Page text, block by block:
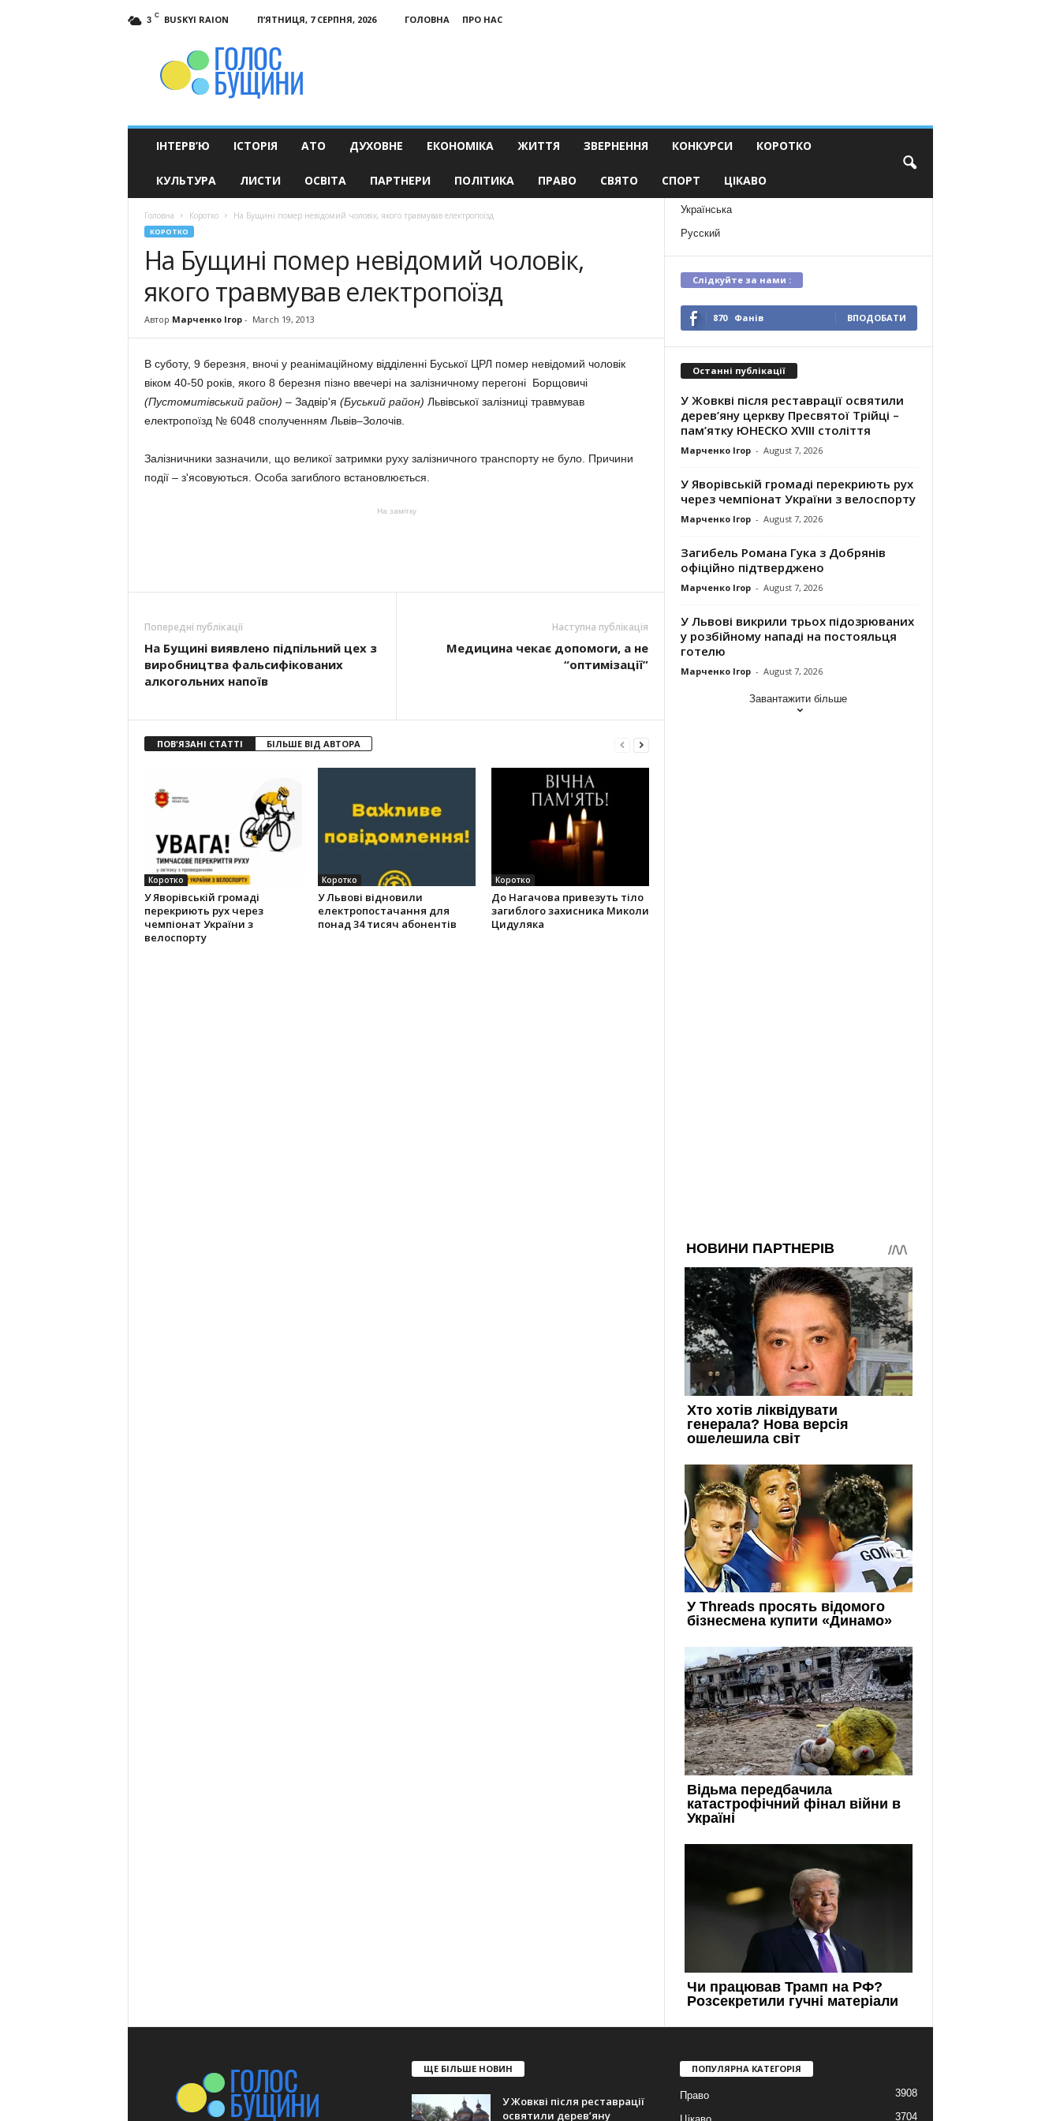
3 C BUSKYI RAION П’ЯТНИЦЯ, 7 СЕРПНЯ, 2026 ГОЛОВНА
ПРО НАС
ІНТЕРВ’Ю ІСТОРІЯ АТО ДУХОВНЕ ЕКОНОМІКА ЖИТТЯ ЗВЕРНЕННЯ КОНКУРСИ КОРОТКО
КУЛЬТУРА ЛИСТИ ОСВІТА ПАРТНЕРИ ПОЛІТИКА ПРАВО СВЯТО СПОРТ ЦІКАВО
Головна Коротко На Бущині помер невідомий чоловік, якого травмував електропоїзд
КОРОТКО
На Бущині помер невідомий чоловік,
якого травмував електропоїзд
Автор Марченко Ігор- March 19, 2013
В суботу, 9 березня, вночі у ре­ані­маційному відділенні Буської ЦРЛ помер невідомий чоловік
віком 40-50 років, якого 8 березня пізно вве­чері на залізничному перегоні Бор­щовичі
(Пустомитівський район) – Задвір'я (Буський район) Львівської залізниці травмував
електропоїзд № 6048 сполученням Львів–Золочів.
Залізничники зазначили, що великої затримки руху залізничного транспорту не було. Причини
події – з'ясовуються. Особа загиблого встановлюється.
На замітку
Попередні публікації
На Бущині виявлено підпільний цех з
вироб­ництва фальси­фікованих
алко­голь­них напоїв
Наступна публікація
Медицина чекає допомоги, а не
“оптимізації”
ПОВ'ЯЗАНІ СТАТТІ БІЛЬШЕ ВІД АВТОРА
Коротко
У Яворівській громаді
перекриють рух через
чемпіонат України з
велоспорту
Коротко
У Львові відновили
електропостачання для
понад 34 тисяч абонентів
Коротко
До Нагачова привезуть тіло
загиблого захисника Миколи
Цидуляка
Українська
Русский
Слідкуйте за нами :
870 Фанів ВПОДОБАТИ
Останні публікації
У Жовкві після реставрації освятили
дерев’яну церкву Пресвятої Трійці –
пам’ятку ЮНЕСКО XVIII століття
Марченко Ігор - August 7, 2026
У Яворівській громаді перекриють рух
через чемпіонат України з велоспорту
Марченко Ігор - August 7, 2026
Загибель Романа Гука з Добрянів
офіційно підтверджено
Марченко Ігор - August 7, 2026
У Львові викрили трьох підозрюваних
у розбійному нападі на постояльця
готелю
Марченко Ігор - August 7, 2026
Завантажити більше
ЩЕ БІЛЬШЕ НОВИН
У Жовкві після реставрації
освятили дерев’яну
ПОПУЛЯРНА КАТЕГОРІЯ
Право 3908
3704